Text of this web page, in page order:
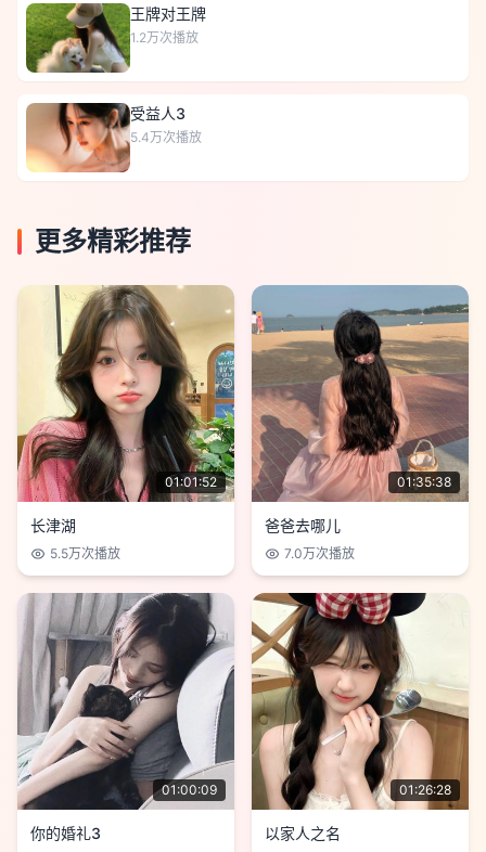
王牌对王牌
1.2万次播放
受益人3
5.4万次播放
更多精彩推荐
01:01:52
长津湖
5.5万次播放
01:35:38
爸爸去哪儿
7.0万次播放
01:00:09
你的婚礼3
01:26:28
以家人之名